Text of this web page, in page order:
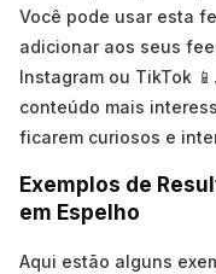
Você pode usar esta
adicionar aos seus
Instagram ou TikTok
conteúdo mais
ficarem curiosos e
Exemplos de
em Espelho
Aqui estão alguns